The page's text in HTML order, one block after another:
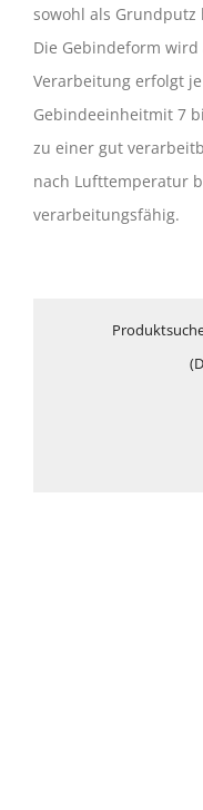
sowohl als Grundputz
Die Gebindeform wird
Verarbeitung erfolgt
Gebindeeinheitmit 7
zu einer gut
nach Lufttemperatur
verarbeitungsfähig.